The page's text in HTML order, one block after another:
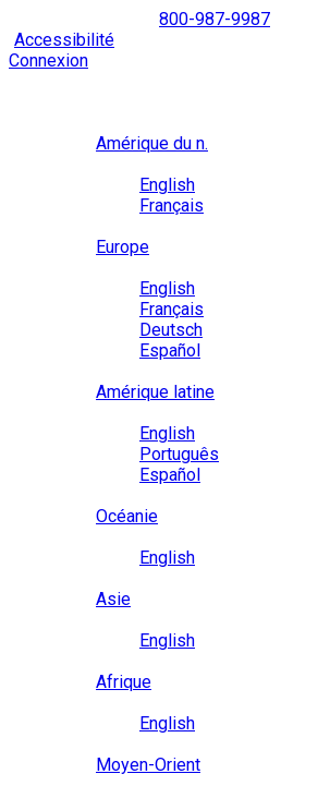
to
content
800-987-9987
Accessibilité
Connexion
Amérique du n.
English
Français
Europe
English
Français
Deutsch
Español
Amérique latine
English
Português
Español
Océanie
English
Asie
English
Afrique
English
Moyen-Orient